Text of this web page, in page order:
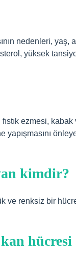
nedenleri,
yüksek
ezmesi,
kimdir?
ve renksiz bir
kan